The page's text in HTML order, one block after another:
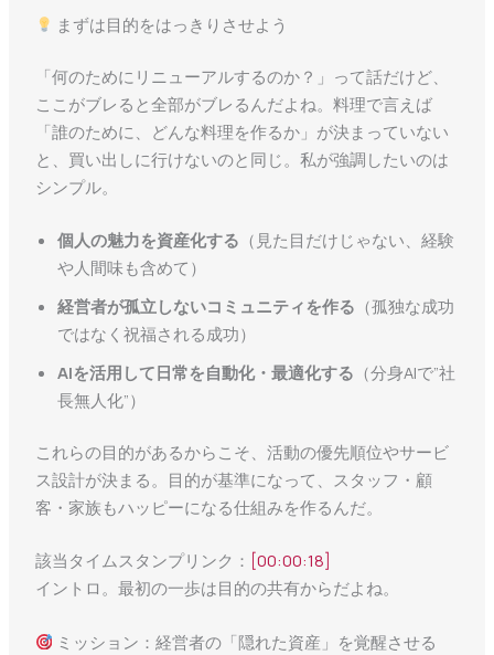
まずは目的をはっきりさせよう
「何のためにリニューアルするのか？」って話だけど、
ここがブレると全部がブレるんだよね。料理で言えば
「誰のために、どんな料理を作るか」が決まっていない
と、買い出しに行けないのと同じ。私が強調したいのは
シンプル。
個人の魅力を資産化する （見た目だけじゃない、経験
や人間味も含めて）
経営者が孤立しないコミュニティを作る （孤独な成功
ではなく祝福される成功）
AIを活用して日常を自動化・最適化する （分身AIで”社
長無人化”）
これらの目的があるからこそ、活動の優先順位やサービ
ス設計が決まる。目的が基準になって、スタッフ・顧
客・家族もハッピーになる仕組みを作るんだ。
該当タイムスタンプリンク： [00:00:18]
イントロ。最初の一歩は目的の共有からだよね。
ミッション：経営者の「隠れた資産」を覚醒させる